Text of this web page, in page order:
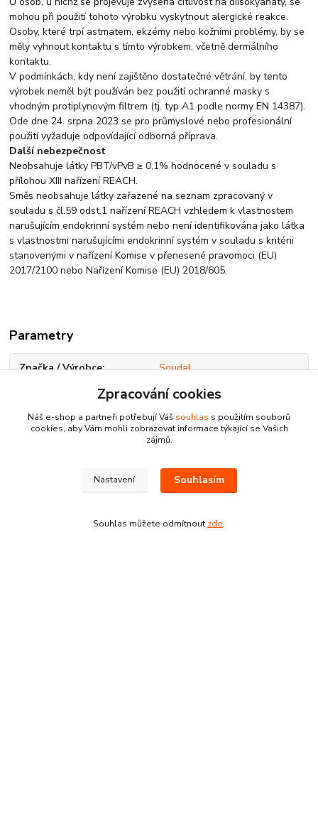
mohou při použití tohoto výrobku vyskytnout alergické reakce.
Osoby, které trpí astmatem, ekzémy nebo kožními problémy, by se
měly vyhnout kontaktu s tímto výrobkem, včetně dermálního
kontaktu.
V podmínkách, kdy není zajištěno dostatečné větrání, by tento
výrobek neměl být používán bez použití ochranné masky s
vhodným protiplynovým filtrem (tj. typ A1 podle normy EN 14387).
Ode dne 24. srpna 2023 se pro průmyslové nebo profesionální
použití vyžaduje odpovídající odborná příprava.
Další nebezpečnost
Neobsahuje látky PBT/vPvB ≥ 0,1% hodnocené v souladu s
přílohou XIII nařízení REACH.
Směs neobsahuje látky zařazené na seznam zpracovaný v
souladu s čl.59 odst.1 nařízení REACH vzhledem k vlastnostem
narušujícím endokrinní systém nebo není identifikována jako látka
s vlastnostmi narušujícími endokrinní systém v souladu s kritérii
stanovenými v nařízení Komise v přenesené pravomoci (EU)
2017/2100 nebo Nařízení Komise (EU) 2018/605.
Parametry
Značka / Výrobce Soudal
300 ml
Zpracování cookies
Náš e-shop a partneři potřebují Váš souhlas s použitím souborů
cookies, aby Vám mohli zobrazovat informace týkající se Vašich
zájmů.
Nastavení Souhlasím
Souhlas můžete odmítnout zde.